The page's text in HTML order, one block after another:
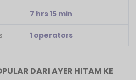
7 hrs 15 min
1 operators
DARI AYER HITAM KE